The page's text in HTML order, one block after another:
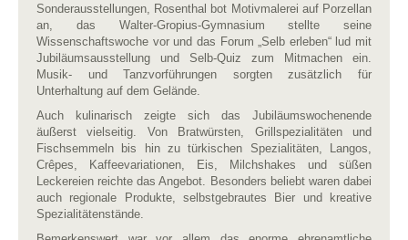
Sonderausstellungen, Rosenthal bot Motivmalerei auf Porzellan
an, das Walter-Gropius-Gymnasium stellte seine
Wissenschaftswoche vor und das Forum „Selb erleben“ lud mit
Jubiläumsausstellung und Selb-Quiz zum Mitmachen ein.
Musik- und Tanzvorführungen sorgten zusätzlich für
Unterhaltung auf dem Gelände.
Auch kulinarisch zeigte sich das Jubiläumswochenende
äußerstvielseitig. Von Bratwürsten, Grillspezialitäten und
Fischsemmeln bis hin zu türkischen Spezialitäten, Langos,
Crêpes, Kaffeevariationen, Eis, Milchshakes und süßen
Leckereien reichte das Angebot. Besonders beliebt waren dabei
auch regionale Produkte, selbstgebrautes Bier und kreative
Spezialitätenstände.